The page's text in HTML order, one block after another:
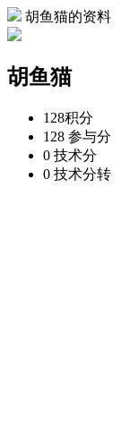
胡鱼猫的资料
胡鱼猫
128积分
128 参与分
0 技术分
0 技术分转